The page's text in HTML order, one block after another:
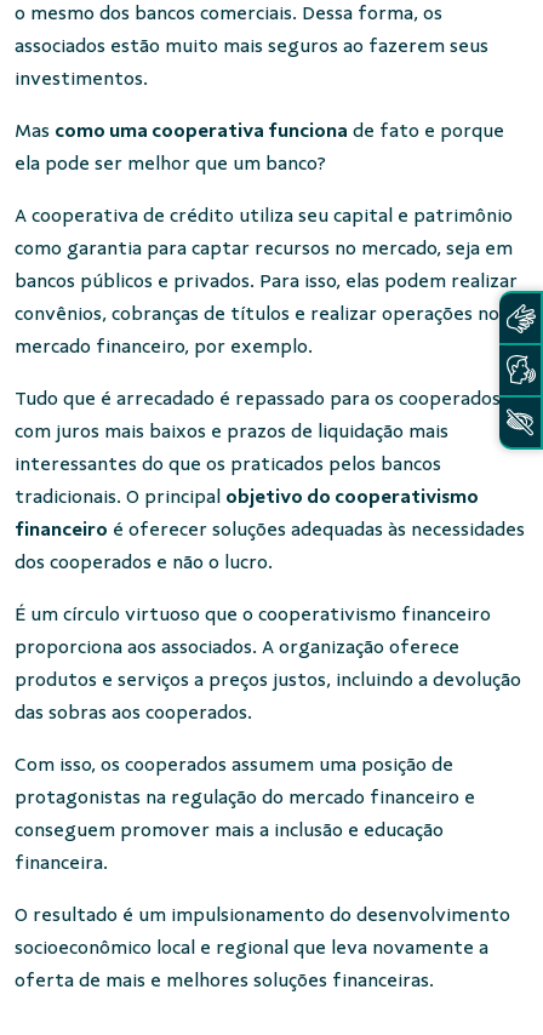
o mesmo dos bancos comerciais. Dessa forma, os
associados estão muito mais seguros ao fazerem seus
investimentos.
Mas como uma cooperativa funciona de fato e porque
ela pode ser melhor que um banco?
A cooperativa de crédito utiliza seu capital e patrimônio
como garantia para captar recursos no mercado, seja em
bancos públicos e privados. Para isso, elas podem realizar
convênios, cobranças de títulos e realizar operações no
mercado financeiro, por exemplo.
Tudo que é arrecadado é repassado para os cooperados
com juros mais baixos e prazos de liquidação mais
interessantes do que os praticados pelos bancos
tradicionais. O principal objetivo do cooperativismo
financeiro é oferecer soluções adequadas às necessidades
dos cooperados e não o lucro.
É um círculo virtuoso que o cooperativismo financeiro
proporciona aos associados. A organização oferece
produtos e serviços a preços justos, incluindo a devolução
das sobras aos cooperados.
Com isso, os cooperados assumem uma posição de
protagonistas na regulação do mercado financeiro e
conseguem promover mais a inclusão e educação
financeira.
O resultado é um impulsionamento do desenvolvimento
socioeconômico local e regional que leva novamente a
oferta de mais e melhores soluções financeiras.